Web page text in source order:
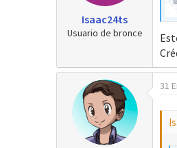
i
c
Isaac24ts
Usuario de bronce
31